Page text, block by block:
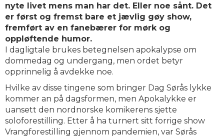
nyte livet mens man har det. Eller noe sånt. Det
er først og fremst bare et jævlig gøy show,
fremført av en fanebærer for mørk og
oppløftende humor.
I dagligtale brukes betegnelsen apokalypse om
dommedag og undergang, men ordet betyr
opprinnelig å avdekke noe.
Hvilke av disse tingene som bringer Dag Sørås lykke
kommer an på dagsformen, men Apokalykke er
uansett den nordnorske komikerens sjette
soloforestilling. Etter å ha turnert sitt forrige show
Vrangforestilling gjennom pandemien, var Sørås